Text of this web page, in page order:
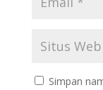
Simpan